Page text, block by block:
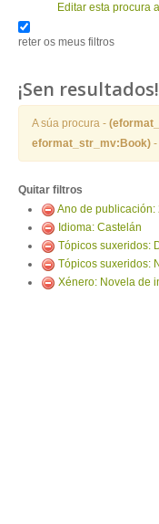
ENTRAR
Editar esta procura
reter os meus filtros
¡Sen resultados!
A súa procura -
eformat_str_mv:Book)
Quitar filtros
Ano de publicación:
Idioma: Castelán
Tópicos suxeridos:
Tópicos suxeridos:
Xénero: Novela de